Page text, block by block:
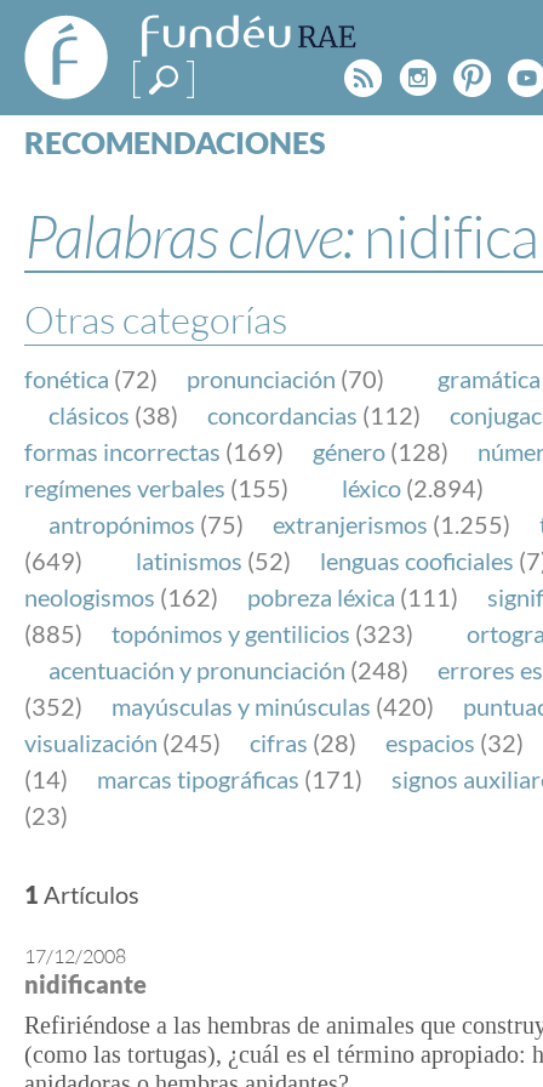
FundéuRAE
- Fundación
del Español
Urgente
Rss
RECOMENDACIONES
ESPECIALES
BLOG
NOTICIAS
SOBRE LA FUNDÉURAE
FundéuRAE es una fundación patrocinada por la
y la Real Academia Española, cuyo objetivo es
el buen uso del español en los medios de
Internet.
Palabras clave:
Otras categorías
fonética (72) pronunciación (70) gramática
clásicos (38) concordancias (112)
formas incorrectas (169) género (128)
regímenes verbales (155) léxico (2.894)
antropónimos (75) extranjerismos (1.255)
(649)
latinismos (52) lenguas cooficiales
neologismos (162) pobreza léxica (111)
(885)
topónimos y gentilicios (323)
acentuación y pronunciación (248)
errores
(352)
mayúsculas y minúsculas (420)
visualización (245) cifras (28) espacios (32)
(14)
marcas tipográficas (171)
signos
(23)
1 Artículos
17/12/2008
nidificante
Refiriéndose a las hembras de animales que
(como las tortugas), ¿cuál es el término apropiado: